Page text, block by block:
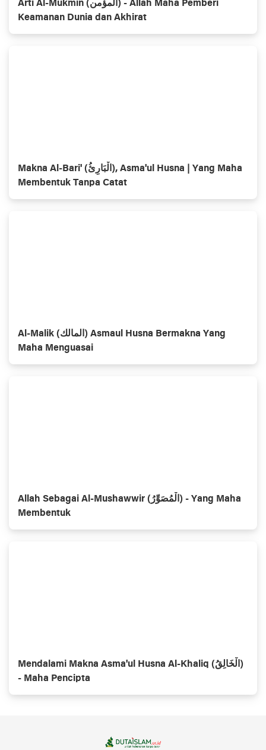
Arti Al-Mukmin (المؤمن) - Allah Maha Pemberi
Keamanan Dunia dan Akhirat
Makna Al-Bari' (الْبَارِئُ), Asma'ul Husna | Yang Maha
Membentuk Tanpa Catat
Al-Malik (المالك) Asmaul Husna Bermakna Yang
Maha Menguasai
Allah Sebagai Al-Mushawwir (الْمُصَوِّرُ) - Yang Maha
Membentuk
Mendalami Makna Asma'ul Husna Al-Khaliq (الْخَالِقُ)
- Maha Pencipta